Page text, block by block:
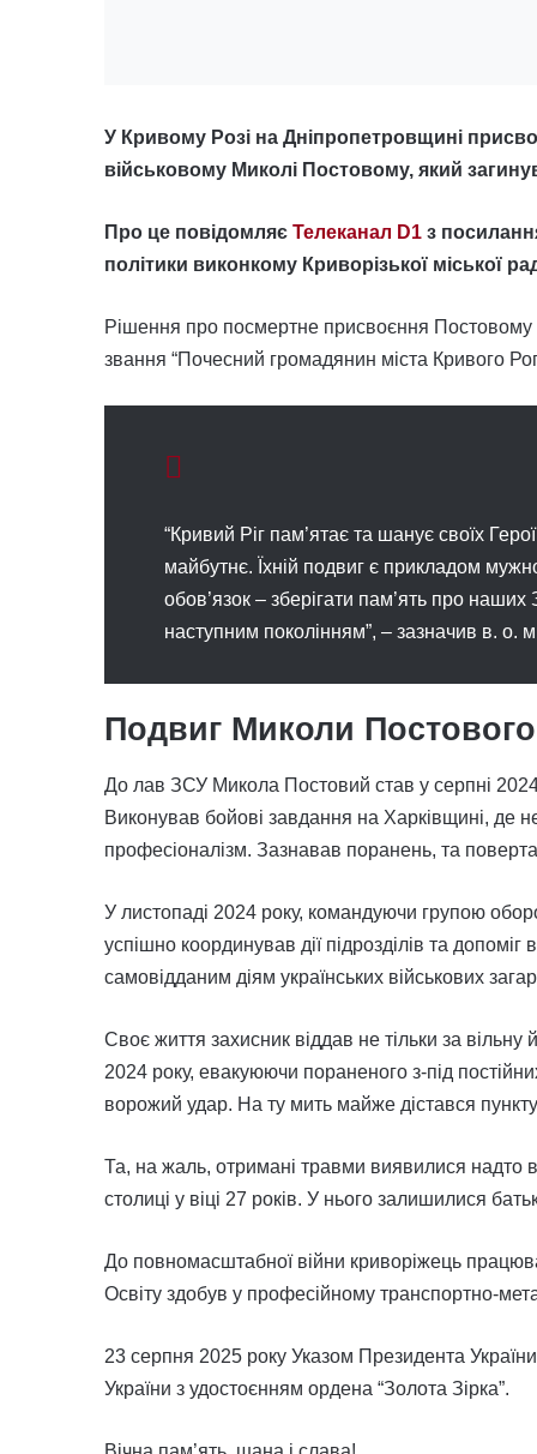
У Кривому Розі на Дніпропетровщині
військовому Миколі Постовому, який
Про це повідомляє Телеканал D1 з
політики виконкому Криворізької міської
Рішення про посмертне присвоєння Постовому
звання “Почесний громадянин міста Кривого
“Кривий Ріг пам’ятає та шанує своїх
майбутнє. Їхній подвиг є прикладом
обов’язок – зберігати пам’ять про
наступним поколінням”, – зазначив в. о.
Подвиг Миколи Постового
До лав ЗСУ Микола Постовий став у серпні
Виконував бойові завдання на Харківщині, де
професіоналізм. Зазнавав поранень, та
У листопаді 2024 року, командуючи групою
успішно координував дії підрозділів та
самовідданим діям українських військових
Своє життя захисник віддав не тільки за
2024 року, евакуюючи пораненого з-під
ворожий удар. На ту мить майже дістався пункту
Та, на жаль, отримані травми виявилися надто
столиці у віці 27 років. У нього залишилися
До повномасштабної війни криворіжець
Освіту здобув у професійному транспортно-
23 серпня 2025 року Указом Президента
України з удостоєнням ордена “Золота Зірка”.